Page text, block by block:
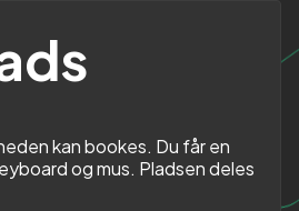
kan bookes. Du får en
og mus. Pladsen deles